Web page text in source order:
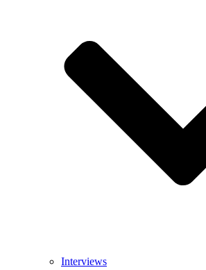
Interviews